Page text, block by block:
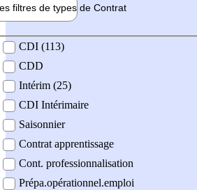
filtres de types de Contrat
contrat
CDI (113)
CDD
Intérim (25)
CDI Intérimaire
Saisonnier
Contrat apprentissage
Cont. professionnalisation
Prépa.opérationnel.emploi